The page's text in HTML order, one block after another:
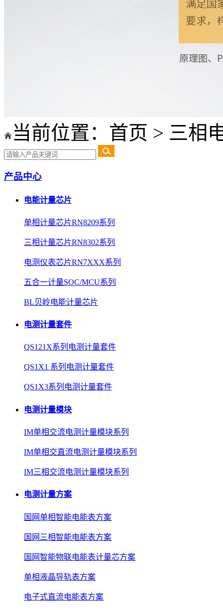
当前位置： 首页 > 三相
产品中心
电能计量芯片
单相计量芯片RN8209系列
三相计量芯片RN8302系列
电测仪表芯片RN7XXX系列
五合一计量SOC/MCU系列
BL贝岭电能计量芯片
电测计量套件
QS121X系列电测计量套件
QS1X1 系列电测计量套件
QS1X3系列电测计量套件
电测计量模块
IM单相交流电测计量模块系列
IM单相交直流电测计量模块系列
IM三相交流电测计量模块系列
电测计量方案
国网单相智能电能表方案
国网三相智能电能表方案
国网智能物联电能表计量芯方案
单相液晶导轨表方案
电子式直流电能表方案